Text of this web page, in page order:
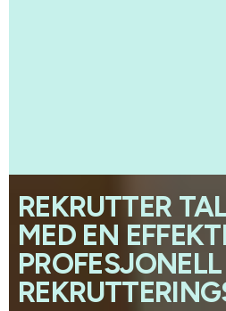
REKRUTTER
MED EN
PROFESJONELL